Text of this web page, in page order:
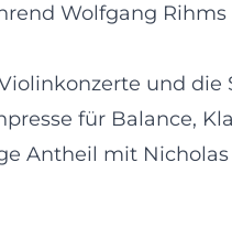
Wolfgang
und die
für Balance,
Antheil mit